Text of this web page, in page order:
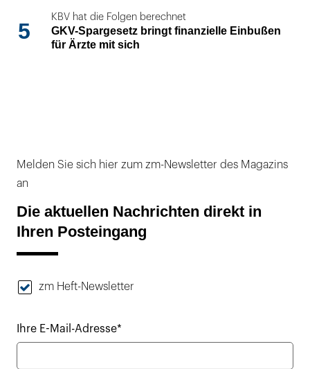
5
KBV hat die Folgen berechnet
GKV-Spargesetz bringt finanzielle Einbußen
für Ärzte mit sich
Melden Sie sich hier zum zm-Newsletter des Magazins
an
Die aktuellen Nachrichten direkt in
Ihren Posteingang
zm Heft-Newsletter
Ihre E-Mail-Adresse*